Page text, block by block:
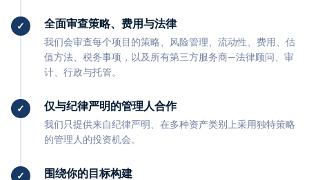
全面审查策略、费用与法律
我们会审查每个项目的策略、风险管理、流动性、费用、估
值方法、税务事项，以及所有第三方服务商—法律顾问、审
计、行政与托管。
仅与纪律严明的管理人合作
我们只提供来自纪律严明、在多种资产类别上采用独特策略
的管理人的投资机会。
围绕你的目标构建